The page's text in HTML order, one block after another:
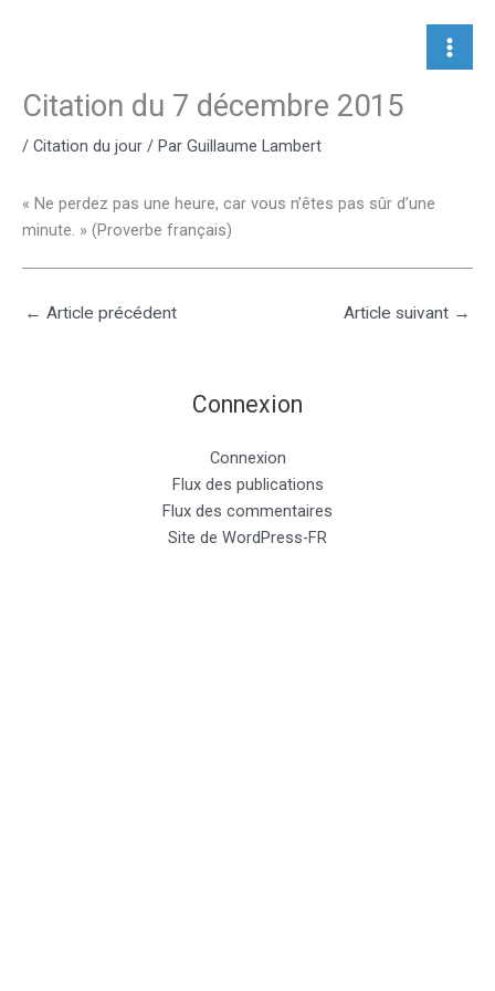
Citation du 7 décembre 2015
/ Citation du jour / Par Guillaume Lambert
« Ne perdez pas une heure, car vous n’êtes pas sûr d’une
minute. » (Proverbe français)
← Article précédent Article suivant →
Connexion
Connexion
Flux des publications
Flux des commentaires
Site de WordPress-FR